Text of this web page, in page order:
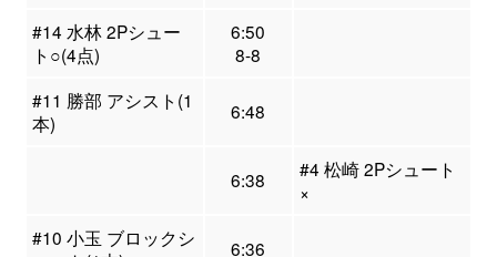
#14 水林 2Pシュー
ト○(4点)
6:50
8-8
#11 勝部 アシスト(1
本)
6:48
6:38
#4 松崎 2Pシュート
×
#10 小玉 ブロックシ
6:36